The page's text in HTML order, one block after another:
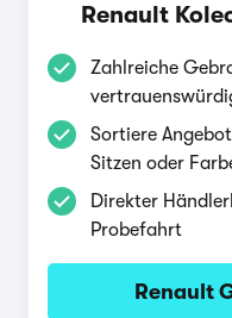
Renault
Zahlreiche
Sortiere
Sitzen oder
Direkter
Probefahrt
Renault